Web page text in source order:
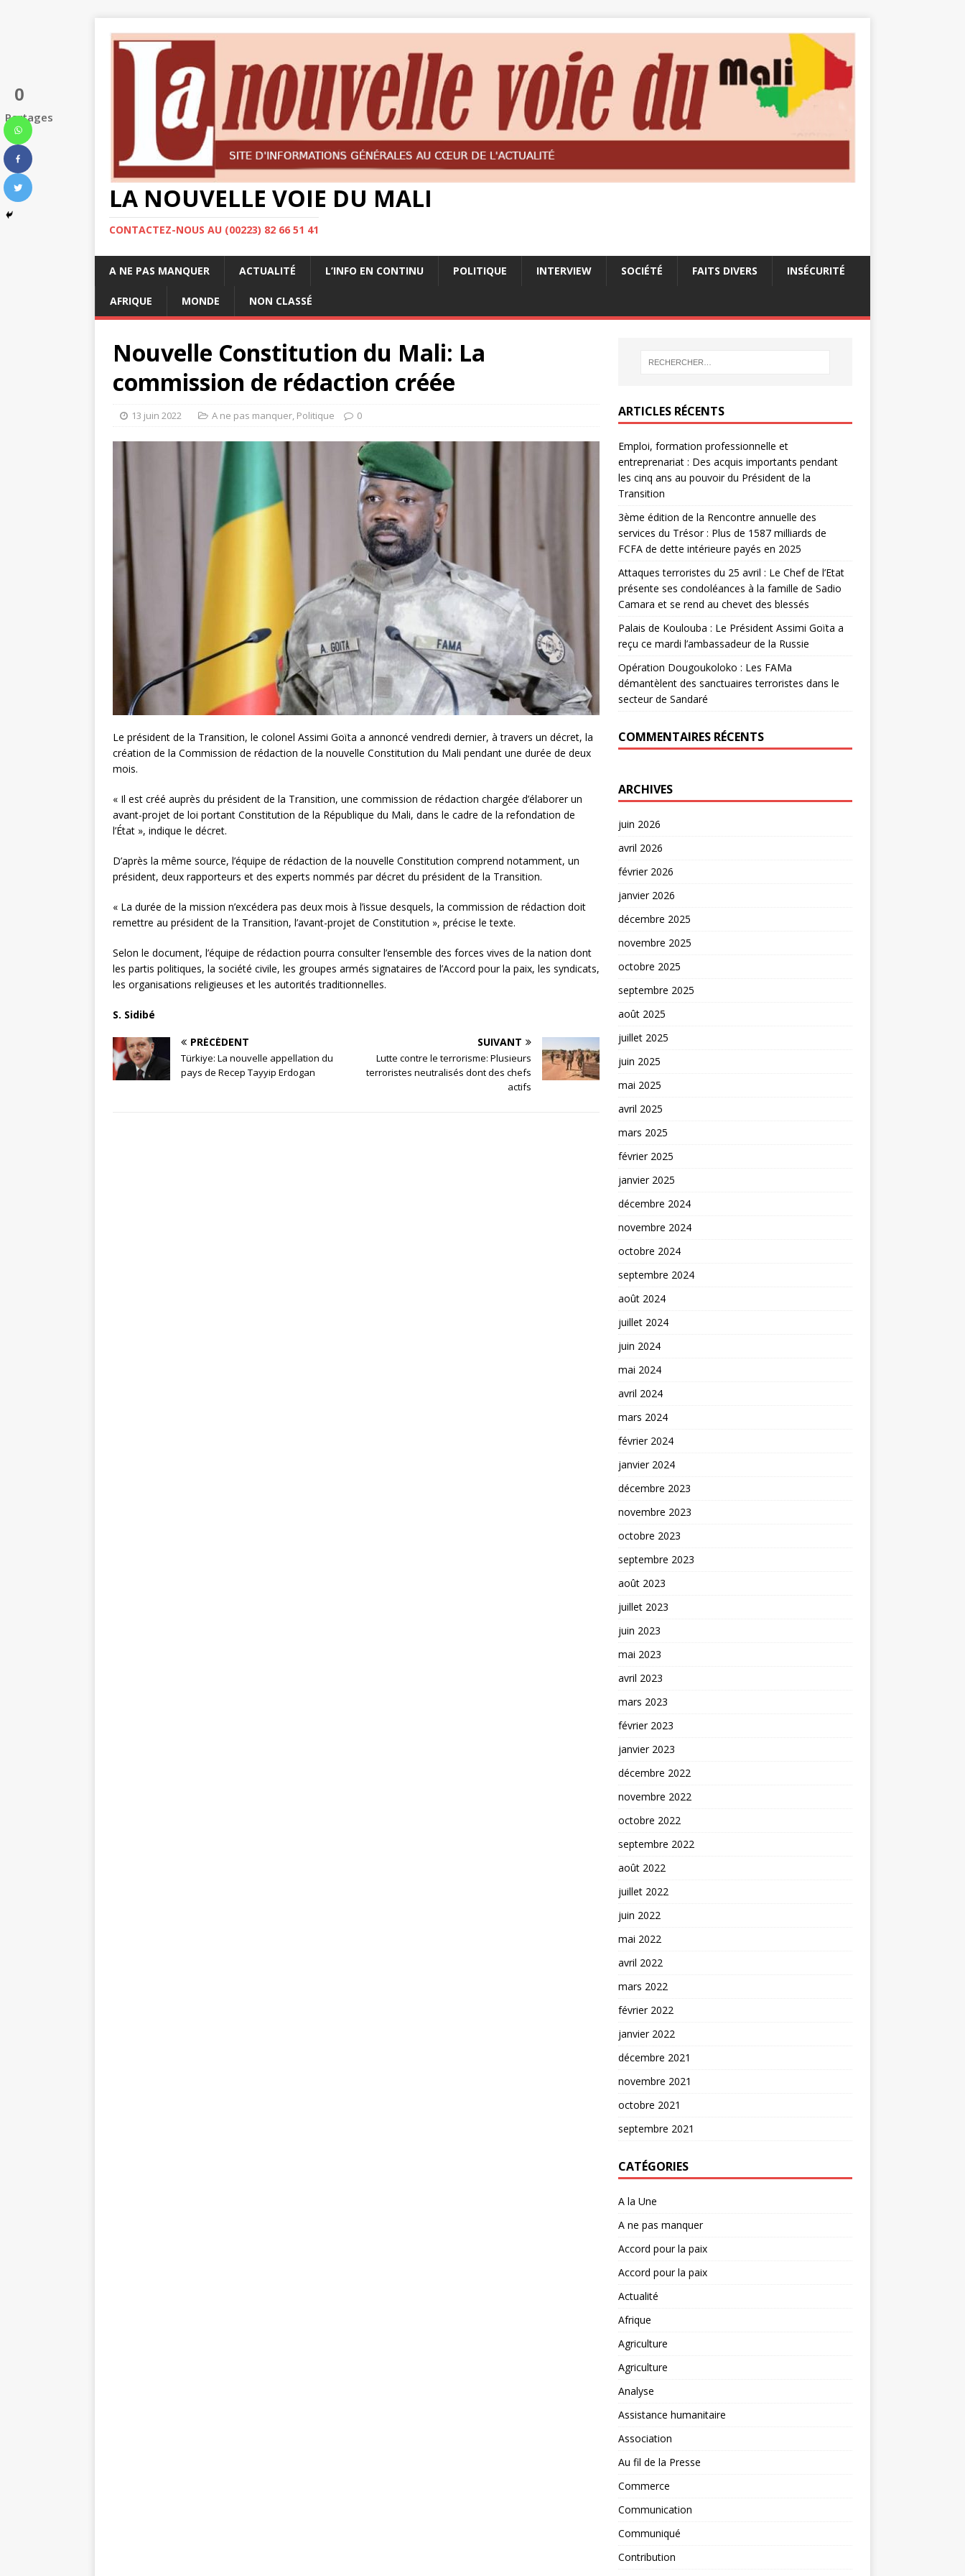
LA NOUVELLE VOIE DU MALI
CONTACTEZ-NOUS AU (00223) 82 66 51 41
A NE PAS MANQUER ACTUALITÉ L’INFO EN CONTINU POLITIQUE INTERVIEW SOCIÉTÉ FAITS DIVERS INSÉCURITÉ
AFRIQUE MONDE NON CLASSÉ
Nouvelle Constitution du Mali: La
commission de rédaction créée
13 juin 2022 A ne pas manquer, Politique 0
Le président de la Transition, le colonel Assimi Goïta a annoncé vendredi dernier, à travers un décret, la
création de la Commission de rédaction de la nouvelle Constitution du Mali pendant une durée de deux
mois.
« Il est créé auprès du président de la Transition, une commission de rédaction chargée d’élaborer un
avant-projet de loi portant Constitution de la République du Mali, dans le cadre de la refondation de
l’État », indique le décret.
D’après la même source, l’équipe de rédaction de la nouvelle Constitution comprend notamment, un
président, deux rapporteurs et des experts nommés par décret du président de la Transition.
« La durée de la mission n’excédera pas deux mois à l’issue desquels, la commission de rédaction doit
remettre au président de la Transition, l’avant-projet de Constitution », précise le texte.
Selon le document, l’équipe de rédaction pourra consulter l’ensemble des forces vives de la nation dont
les partis politiques, la société civile, les groupes armés signataires de l’Accord pour la paix, les syndicats,
les organisations religieuses et les autorités traditionnelles.
S. Sidibé
0
Partages
PRÉCÉDENT
Türkiye: La nouvelle appellation du
pays de Recep Tayyip Erdogan
SUIVANT
Lutte contre le terrorisme: Plusieurs
terroristes neutralisés dont des chefs
actifs
ARTICLES RÉCENTS
Emploi, formation professionnelle et
entreprenariat : Des acquis importants pendant
les cinq ans au pouvoir du Président de la
Transition
3ème édition de la Rencontre annuelle des
services du Trésor : Plus de 1587 milliards de
FCFA de dette intérieure payés en 2025
Attaques terroristes du 25 avril : Le Chef de l’Etat
présente ses condoléances à la famille de Sadio
Camara et se rend au chevet des blessés
Palais de Koulouba : Le Président Assimi Goïta a
reçu ce mardi l’ambassadeur de la Russie
Opération Dougoukoloko : Les FAMa
démantèlent des sanctuaires terroristes dans le
secteur de Sandaré
COMMENTAIRES RÉCENTS
ARCHIVES
juin 2026
avril 2026
février 2026
janvier 2026
décembre 2025
novembre 2025
octobre 2025
septembre 2025
août 2025
juillet 2025
juin 2025
mai 2025
avril 2025
mars 2025
février 2025
janvier 2025
décembre 2024
novembre 2024
octobre 2024
septembre 2024
août 2024
juillet 2024
juin 2024
mai 2024
avril 2024
mars 2024
février 2024
janvier 2024
décembre 2023
novembre 2023
octobre 2023
septembre 2023
août 2023
juillet 2023
juin 2023
mai 2023
avril 2023
mars 2023
février 2023
janvier 2023
décembre 2022
novembre 2022
octobre 2022
septembre 2022
août 2022
juillet 2022
juin 2022
mai 2022
avril 2022
mars 2022
février 2022
janvier 2022
décembre 2021
novembre 2021
octobre 2021
septembre 2021
CATÉGORIES
A la Une
A ne pas manquer
Accord pour la paix
Accord pour la paix
Actualité
Afrique
Agriculture
Agriculture
Analyse
Assistance humanitaire
Association
Au fil de la Presse
Commerce
Communication
Communiqué
Contribution